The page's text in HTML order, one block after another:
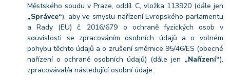
Městského soudu v Praze, oddíl C, vložka 113920 (dále jen
„Správce“), aby ve smyslu nařízení Evropského parlamentu
a Rady (EU) č. 2016/679 o ochraně fyzických osob v
souvislosti se zpracováním osobních údajů a o volném
pohybu těchto údajů a o zrušení směrnice 95/46/ES (obecné
nařízení o ochraně osobních údajů) (dále jen „Nařízení“),
zpracovával/a následující osobní údaje: